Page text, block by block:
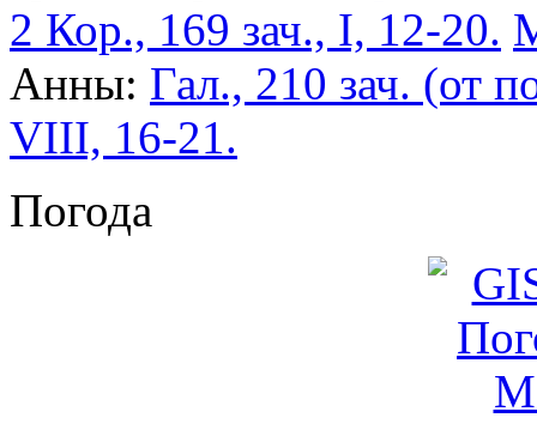
2 Кор., 169 зач., I, 12-20.
Анны: Гал., 210 зач. (от
VIII, 16-21.
Погода